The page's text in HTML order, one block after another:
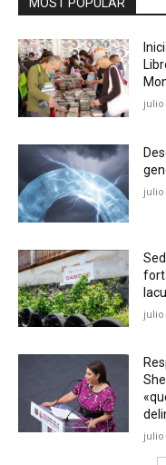
MOST POPULAR
julio
julio
julio
julio